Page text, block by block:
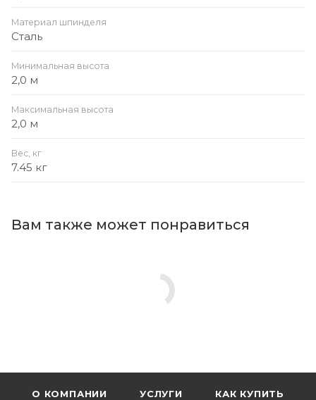
Материал шпинделя
Сталь
Минимальная высота
2,0 м
Максимальная высота
2,0 м
Вес, кг
7.45 кг
Вам также может понравиться
О КОМПАНИИ УСЛУГИ КАК КУПИТЬ